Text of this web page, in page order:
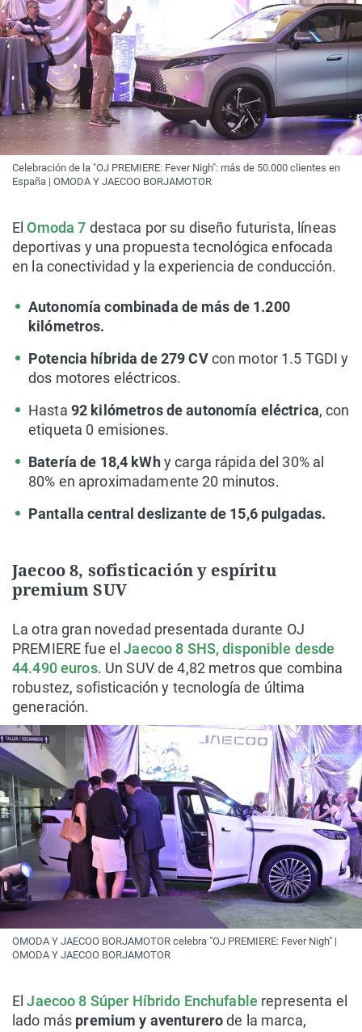
Celebración de la "OJ PREMIERE: Fever Nigh": más de 50.000 clientes en
España | OMODA Y JAECOO BORJAMOTOR
El Omoda 7 destaca por su diseño futurista, líneas
deportivas y una propuesta tecnológica enfocada
en la conectividad y la experiencia de conducción.
Autonomía combinada de más de 1.200
kilómetros.
Potencia híbrida de 279 CVcon motor 1.5 TGDI y
dos motores eléctricos.
Hasta 92 kilómetros de autonomía eléctrica, con
etiqueta 0 emisiones.
Batería de 18,4 kWhy carga rápida del 30% al
80% en aproximadamente 20 minutos.
Pantalla central deslizante de 15,6 pulgadas.
Jaecoo 8, sofisticación y espíritu
premium SUV
La otra gran novedad presentada durante OJ
PREMIERE fue elJaecoo 8 SHS, disponible desde
44.490 euros. Un SUV de 4,82 metros que combina
robustez, sofisticación y tecnología de última
generación.
OMODA Y JAECOO BORJAMOTOR celebra "OJ PREMIERE: Fever Nigh" |
OMODA Y JAECOO BORJAMOTOR
ElJaecoo 8 Súper Híbrido Enchufable representa el
lado más premium y aventurerode la marca,